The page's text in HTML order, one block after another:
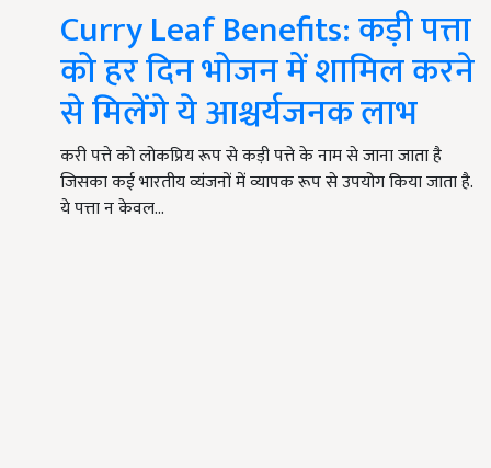
Curry Leaf Benefits: कड़ी पत्ता
को हर दिन भोजन में शामिल करने
से मिलेंगे ये आश्चर्यजनक लाभ
करी पत्ते को लोकप्रिय रूप से कड़ी पत्ते के नाम से जाना जाता है
जिसका कई भारतीय व्यंजनों में व्यापक रूप से उपयोग किया जाता है.
ये पत्ता न केवल…